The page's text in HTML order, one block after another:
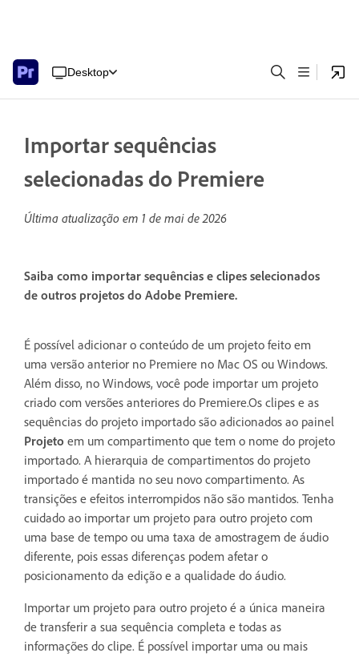
Desktop
Importar sequências
selecionadas do Premiere
Última atualização em 1 de mai de 2026
Saiba como importar sequências e clipes selecionados
de outros projetos do Adobe Premiere.
É possível adicionar o conteúdo de um projeto feito em
uma versão anterior no Premiere no Mac OS ou Windows.
Além disso, no Windows, você pode importar um projeto
criado com versões anteriores do Premiere.Os clipes e as
sequências do projeto importado são adicionados ao painel
Projeto em um compartimento que tem o nome do projeto
importado. A hierarquia de compartimentos do projeto
importado é mantida no seu novo compartimento. As
transições e efeitos interrompidos não são mantidos. Tenha
cuidado ao importar um projeto para outro projeto com
uma base de tempo ou uma taxa de amostragem de áudio
diferente, pois essas diferenças podem afetar o
posicionamento da edição e a qualidade do áudio.
Importar um projeto para outro projeto é a única maneira
de transferir a sua sequência completa e todas as
informações do clipe. É possível importar uma ou mais